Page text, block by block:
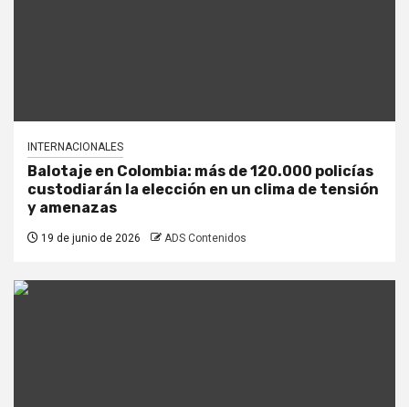
INTERNACIONALES
Balotaje en Colombia: más de 120.000 policías
custodiarán la elección en un clima de tensión
y amenazas
19 de junio de 2026 ADS Contenidos